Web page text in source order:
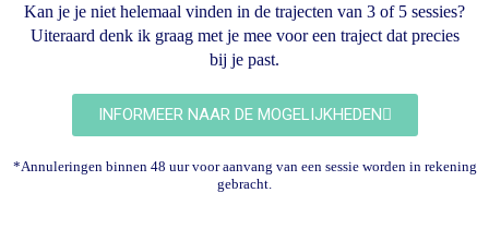
Kan je je niet helemaal vinden in de trajecten van 3 of 5 sessies?
Uiteraard denk ik graag met je mee voor een traject dat precies
bij je past.
INFORMEER NAAR DE MOGELIJKHEDEN
*Annuleringen binnen 48 uur voor aanvang van een sessie worden in rekening
gebracht.